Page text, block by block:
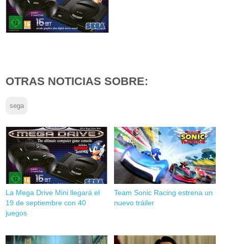
OTRAS NOTICIAS SOBRE:
sega
La Mega Drive Mini llegará el
19 de septiembre con 40
juegos
Team Sonic Racing estrena un
nuevo tráiler